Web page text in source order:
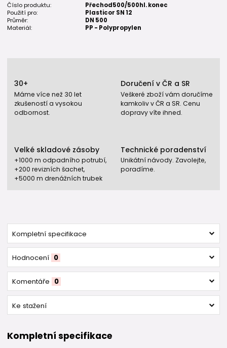
Číslo produktu:
Přechod500/500hl. konec
Použití pro:
Plasticor SN 12
Průměr:
DN 500
Materiál:
PP - Polypropylen
30+
Máme více než 30 let
zkušeností a vysokou
odbornost.
Doručení v ČR a SR
Veškeré zboží vám doručíme
kamkoliv v ČR a SR. Cenu
dopravy víte ihned.
Velké skladové zásoby
+1000 m odpadního potrubí,
+200 revizních šachet,
+5000 m drenážních trubek
Technické poradenství
Unikátní návody. Zavolejte,
poradíme.
Kompletní specifikace
Hodnocení 0
Komentáře 0
Ke stažení
Kompletní specifikace